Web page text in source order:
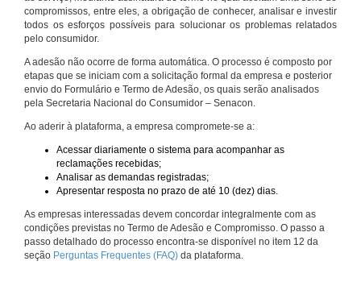
compromissos, entre eles, a obrigação de conhecer, analisar e investir
todos os esforços possíveis para solucionar os problemas relatados
pelo consumidor.
A adesão não ocorre de forma automática. O processo é composto por
etapas que se iniciam com a solicitação formal da empresa e posterior
envio do Formulário e Termo de Adesão, os quais serão analisados
pela Secretaria Nacional do Consumidor – Senacon.
Ao aderir à plataforma, a empresa compromete-se a:
Acessar diariamente o sistema para acompanhar as
reclamações recebidas;
Analisar as demandas registradas;
Apresentar resposta no prazo de até 10 (dez) dias.
As empresas interessadas devem concordar integralmente com as
condições previstas no Termo de Adesão e Compromisso. O passo a
passo detalhado do processo encontra-se disponível no item 12 da
seção Perguntas Frequentes (FAQ) da plataforma.